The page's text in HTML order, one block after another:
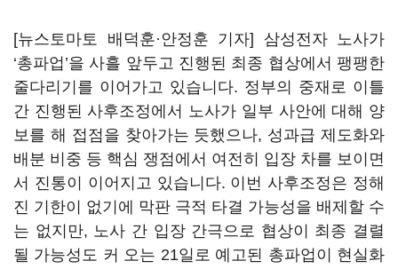
[뉴스토마토 배덕훈·안정훈 기자] 삼성전자 노사가
‘총파업 ’을 사흘 앞두고 진행된 최종 협상에서 팽팽한
줄다리기를 이어가고 있습니다. 정부의 중재로 이틀
간 진행된 사후조정에서 노사가 일부 사안에 대해 양
보를 해 접점을 찾아가는 듯했으나, 성과급 제도화와
배분 비중 등 핵심 쟁점에서 여전히 입장 차를 보이면
서 진통이 이어지고 있습니다. 이번 사후조정은 정해
진 기한이 없기에 막판 극적 타결 가능성을 배제할 수
는 없지만, 노사 간 입장 간극으로 협상이 최종 결렬
될 가능성도 커 오는 21일로 예고된 총파업이 현실화